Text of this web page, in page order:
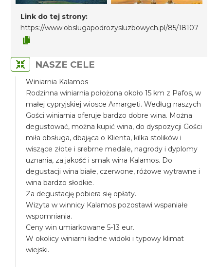
Link do tej strony:
https://www.obslugapodrozysluzbowych.pl/85/18107
NASZE CELE
Winiarnia Kalamos
Rodzinna winiarnia położona około 15 km z Pafos, w
małej cypryjskiej wiosce Amargeti. Według naszych
Gości winiarnia oferuje bardzo dobre wina. Można
degustować, można kupić wina, do dyspozycji Gości
miła obsługa, dbająca o Klienta, kilka stolików i
wiszące złote i srebrne medale, nagrody i dyplomy
uznania, za jakość i smak wina Kalamos. Do
degustacji wina białe, czerwone, różowe wytrawne i
wina bardzo słodkie.
Za degustację pobiera się opłaty.
Wizyta w winnicy Kalamos pozostawi wspaniałe
wspomniania.
Ceny win umiarkowane 5-13 eur.
W okolicy winiarni ładne widoki i typowy klimat
wiejski.